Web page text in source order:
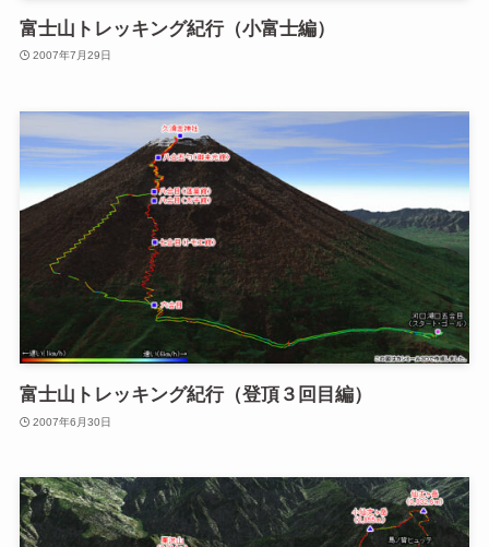
富士山トレッキング紀行（小富士編）
2007年7月29日
富士山トレッキング紀行（登頂３回目編）
2007年6月30日